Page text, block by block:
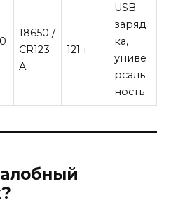
18650 /
CR123
A
121 г
USB-
заряд
ка,
униве
рсаль
ность